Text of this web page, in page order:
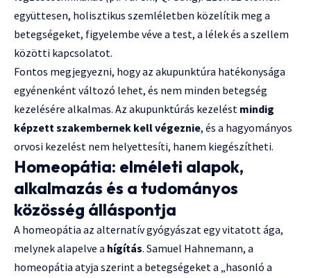
együttesen, holisztikus szemléletben közelítik meg a
betegségeket, figyelembe véve a test, a lélek és a szellem
közötti kapcsolatot.
Fontos megjegyezni, hogy az akupunktúra hatékonysága
egyénenként változó lehet, és nem minden betegség
kezelésére alkalmas. Az akupunktúrás kezelést mindig
képzett szakembernek kell végeznie, és a hagyományos
orvosi kezelést nem helyettesíti, hanem kiegészítheti.
Homeopátia: elméleti alapok,
alkalmazás és a tudományos
közösség álláspontja
A homeopátia az alternatív gyógyászat egy vitatott ága,
melynek alapelve a hígítás. Samuel Hahnemann, a
homeopátia atyja szerint a betegségeket a „hasonló a